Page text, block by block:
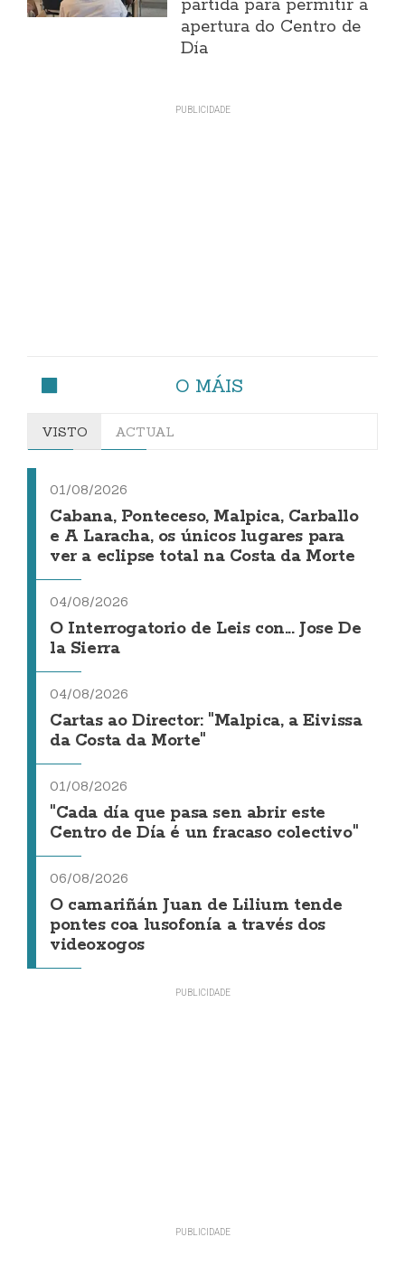
partida para permitir a
apertura do Centro de
Día
O MÁIS
VISTO ACTUAL
01/08/2026
Cabana, Ponteceso, Malpica, Carballo
e A Laracha, os únicos lugares para
ver a eclipse total na Costa da Morte
04/08/2026
O Interrogatorio de Leis con... Jose De
la Sierra
04/08/2026
Cartas ao Director: "Malpica, a Eivissa
da Costa da Morte"
01/08/2026
"Cada día que pasa sen abrir este
Centro de Día é un fracaso colectivo"
06/08/2026
O camariñán Juan de Lilium tende
pontes coa lusofonía a través dos
videoxogos